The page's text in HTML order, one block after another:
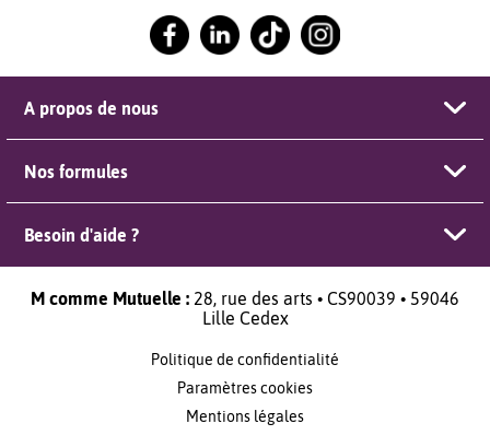
A propos de nous
Nos formules
Besoin d'aide ?
M comme Mutuelle : 28, rue des arts • CS90039 • 59046
Lille Cedex
Politique de confidentialité
Paramètres cookies
Mentions légales